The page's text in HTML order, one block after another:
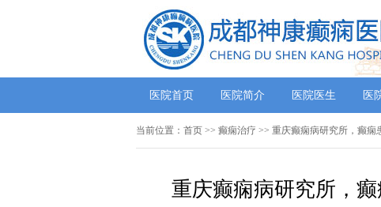
医院首页 医院简介 医院医生 医
当前位置： 首页 >> 癫痫治疗 >> 重庆癫痫病研究所，癫痫
重庆癫痫病研究所，